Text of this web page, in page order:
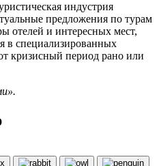
индустрия
предложения по турам
отелей и интересных мест,
в специализированных
кризисный период рано или